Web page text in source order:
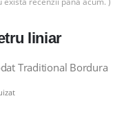
liniar
Traditional Bordura